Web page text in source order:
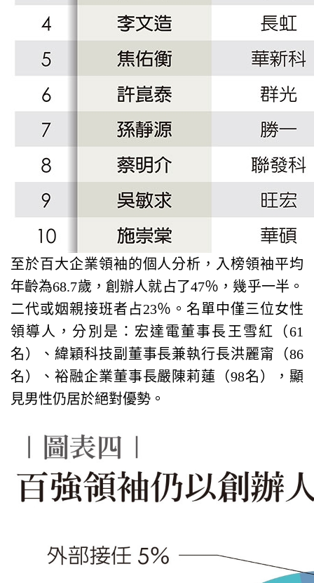
至於百大企業領袖的個人分析，入榜領袖平均
年齡為68.7歲，創辦人就占了47％，幾乎一半。
二代或姻親接班者占23％。名單中僅三位女性
領導人，分別是：宏達電董事長王雪紅（61
名）、緯穎科技副董事長兼執行長洪麗甯（86
名）、裕融企業董事長嚴陳莉蓮（98名），顯
見男性仍居於絕對優勢。